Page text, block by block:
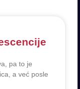
pa to je
a već posle